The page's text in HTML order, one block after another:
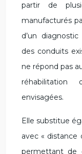
partir de
manufacturés
d’un
des conduits
ne répond pas
envisagées.
Elle substitue
avec « distance
permettant de